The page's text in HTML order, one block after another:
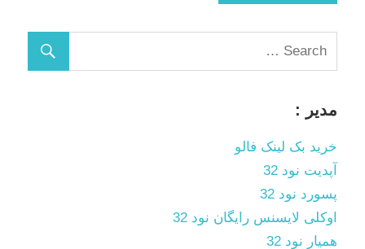
مدیر :
خرید بک لینک فالو
آپدیت نود 32
پسورد نود 32
اوکلی لایسنس رایگان نود 32
همیار نود 32